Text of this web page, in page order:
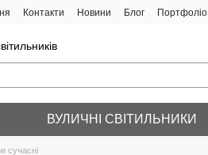
Контакти Новини Блог Портфоліо
ВУЛИЧНІ СВІТИЛЬНИКИ
сучасні